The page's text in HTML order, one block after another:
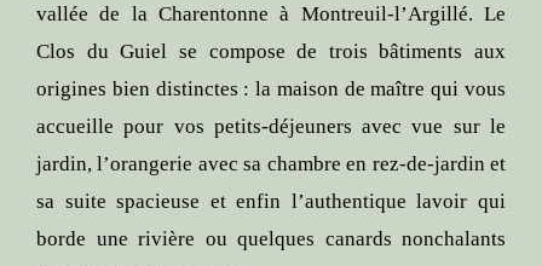
vallée de la Charentonne à Montreuil-l’Argillé. Le
Clos du Guiel se compose de trois bâtiments aux
origines bien distinctes : la maison de maître qui vous
accueille pour vos petits-déjeuners avec vue sur le
jardin, l’orangerie avec sa chambre en rez-de-jardin et
sa suite spacieuse et enfin l’authentique lavoir qui
borde une rivière ou quelques canards nonchalants